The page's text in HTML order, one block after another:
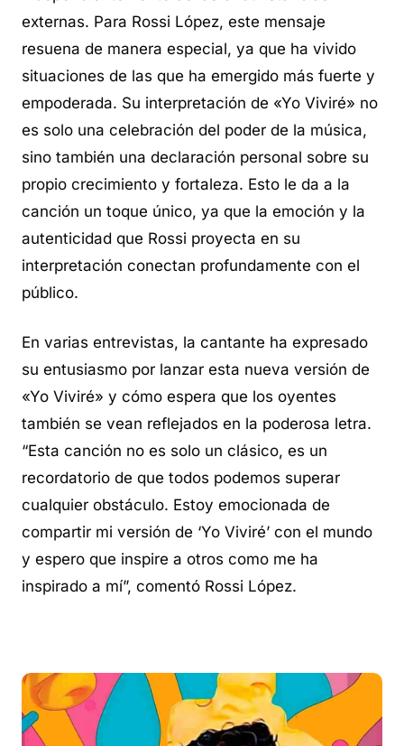
externas. Para Rossi López, este mensaje
resuena de manera especial, ya que ha vivido
situaciones de las que ha emergido más fuerte y
empoderada. Su interpretación de «Yo Viviré» no
es solo una celebración del poder de la música,
sino también una declaración personal sobre su
propio crecimiento y fortaleza. Esto le da a la
canción un toque único, ya que la emoción y la
autenticidad que Rossi proyecta en su
interpretación conectan profundamente con el
público.
En varias entrevistas, la cantante ha expresado
su entusiasmo por lanzar esta nueva versión de
«Yo Viviré» y cómo espera que los oyentes
también se vean reflejados en la poderosa letra.
“Esta canción no es solo un clásico, es un
recordatorio de que todos podemos superar
cualquier obstáculo. Estoy emocionada de
compartir mi versión de ‘Yo Viviré’ con el mundo
y espero que inspire a otros como me ha
inspirado a mí”, comentó Rossi López.